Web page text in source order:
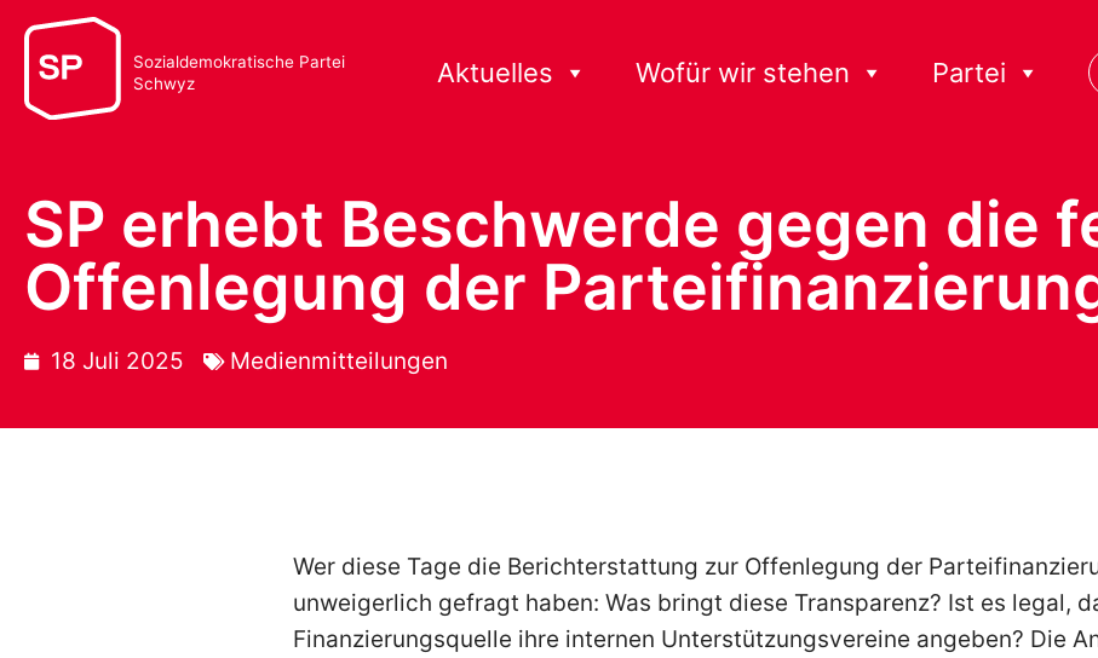
Sozialdemokratische Partei
Schwyz
Aktuelles Wofür wir stehen Partei
SP erhebt Beschwerde gegen die
Offenlegung der
18 Juli 2025 Medienmitteilungen
Wer diese Tage die Berichterstattung zur Offenlegung der
unweigerlich gefragt haben: Was bringt diese Transparenz? Ist es legal,
Finanzierungsquelle ihre internen Unterstützungsvereine angeben? Die